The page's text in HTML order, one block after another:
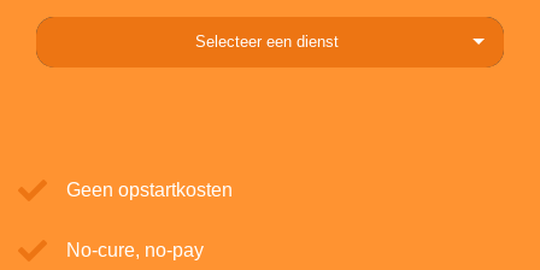
Selecteer een dienst
Geen opstartkosten
No-cure, no-pay